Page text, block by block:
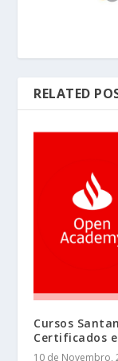
RELATED
Cursos
Certificados
10 de Novembro,